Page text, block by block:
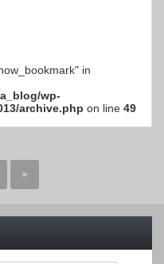
in
wp-
archive.php on line 49
»